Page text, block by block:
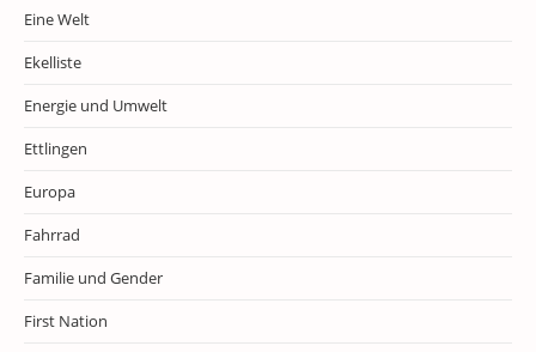
Eine Welt
Ekelliste
Energie und Umwelt
Ettlingen
Europa
Fahrrad
Familie und Gender
First Nation